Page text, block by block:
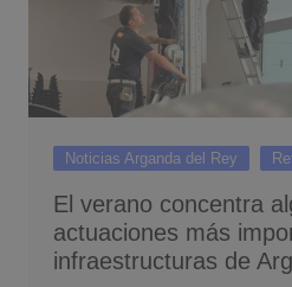
Noticias Arganda del Rey
El verano concentra
actuaciones más
infraestructuras de